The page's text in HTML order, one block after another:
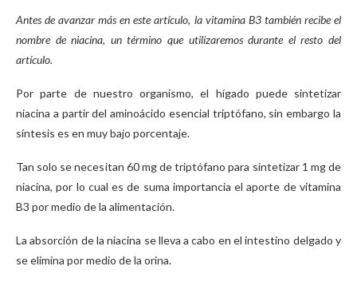
Antes de avanzar más en este artículo, la vitamina B3 también recibe el
nombre de niacina, un término que utilizaremos durante el resto del
artículo.
Por parte de nuestro organismo, el hígado puede sintetizar
niacina a partir del aminoácido esencial triptófano, sin embargo la
síntesis es en muy bajo porcentaje.
Tan solo se necesitan 60 mg de triptófano para sintetizar 1 mg de
niacina, por lo cual es de suma importancia el aporte de vitamina
B3 por medio de la alimentación.
La absorción de la niacina se lleva a cabo en el intestino delgado y
se elimina por medio de la orina.